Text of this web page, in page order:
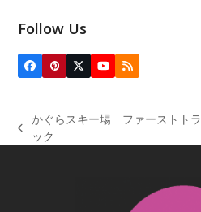
Follow Us
Facebook
Pinterest
Twitter
(deprecated)
YouTube
RSS
previous
かぐらスキー場 ファーストトラ
ック